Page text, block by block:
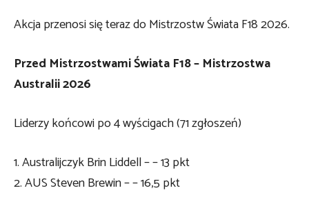
Akcja przenosi się teraz do Mistrzostw Świata F18 2026.
Przed Mistrzostwami Świata F18 – Mistrzostwa
Australii 2026
Liderzy końcowi po 4 wyścigach (71 zgłoszeń)
1. Australijczyk Brin Liddell – – 13 pkt
2. AUS Steven Brewin – – 16,5 pkt